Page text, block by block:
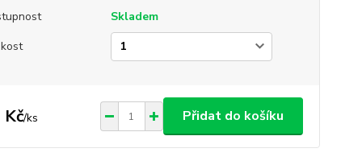
Skladem
Kč/ks Přidat do košíku